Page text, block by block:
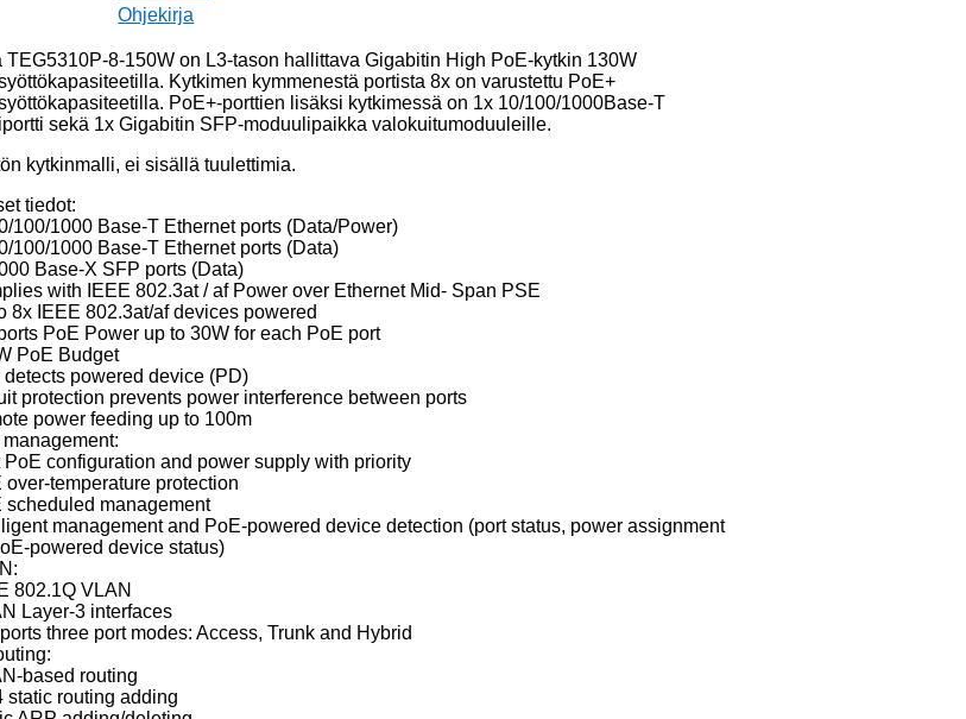
Ohjekirja
TEG5310P-8-150W on L3-tason hallittava Gigabitin High PoE-kytkin 130W
Kytkimen kymmenestä portista 8x on varustettu PoE+
PoE+-porttien lisäksi kytkimessä on 1x 10/100/1000Base-T
sekä 1x Gigabitin SFP-moduulipaikka valokuitumoduuleille.
kytkinmalli, ei sisällä tuulettimia.
tiedot:
100/1000 Base-T Ethernet ports (Data/Power)
100/1000 Base-T Ethernet ports (Data)
Base-X SFP ports (Data)
with IEEE 802.3at / af Power over Ethernet Mid- Span PSE
8x IEEE 802.3at/af devices powered
PoE Power up to 30W for each PoE port
PoE Budget
detects powered device (PD)
protection prevents power interference between ports
power feeding up to 100m
management:
PoE configuration and power supply with priority
over-temperature protection
scheduled management
management and PoE-powered device detection (port status, power assignment
powered device status)
802.1Q VLAN
Layer-3 interfaces
three port modes: Access, Trunk and Hybrid
based routing
static routing adding